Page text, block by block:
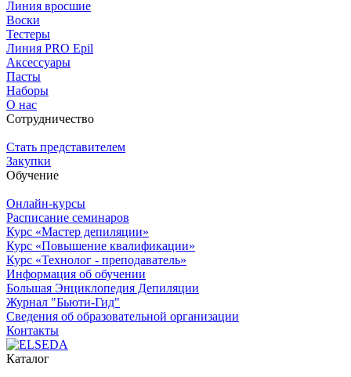
Линия вросшие
Воски
Тестеры
Линия PRO Epil
Аксессуары
Пасты
Наборы
О нас
Сотрудничество
Стать представителем
Закупки
Обучение
Онлайн-курсы
Расписание семинаров
Курс «Мастер депиляции»
Курс «Повышение квалификации»
Курс «Технолог - преподаватель»
Информация об обучении
Большая Энциклопедия Депиляции
Журнал "Бьюти-Гид"
Сведения об образовательной организации
Контакты
Каталог